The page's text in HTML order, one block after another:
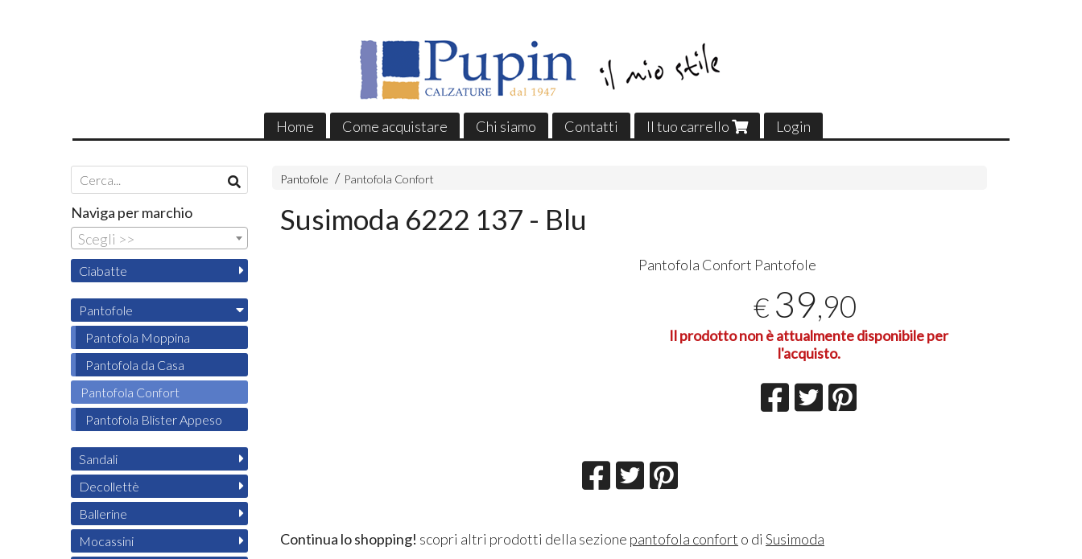
Home Come acquistare Chi siamo Contatti Il tuo carrello Login
Pantofole Pantofola Confort
Susimoda 6222 137 - Blu
Pantofola Confort Pantofole
€ 39,90
Il prodotto non è attualmente disponibile per
l'acquisto.
Continua lo shopping! scopri altri prodotti della sezione pantofola confort o di Susimoda
Naviga per marchio
Scegli >>
Ciabatte
Pantofole
Pantofola Moppina
Pantofola da Casa
Pantofola Confort
Pantofola Blister Appeso
Sandali
Decollettè
Ballerine
Mocassini